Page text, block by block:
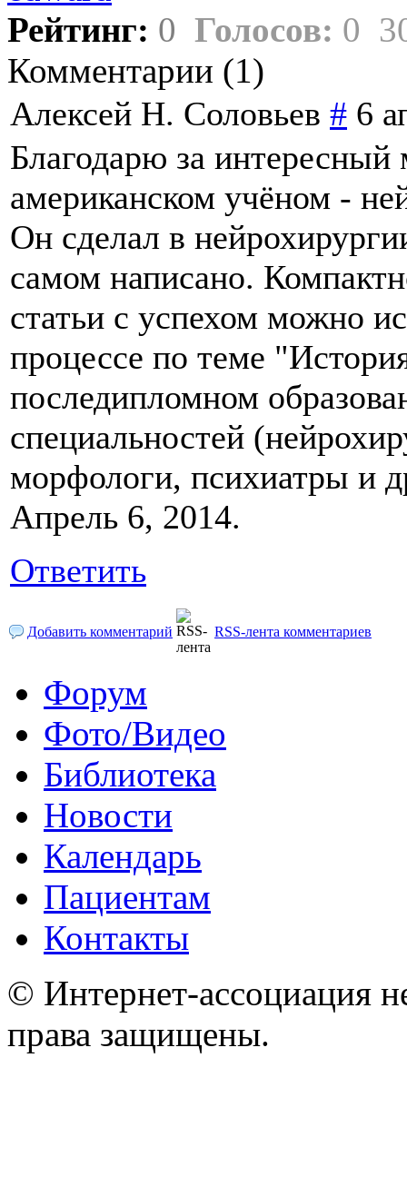
Рейтинг: 0 Голосов: 0
Комментарии (1)
Алексей Н. Соловьев # 6
Благодарю за интересный
американском учёном -
Он сделал в
самом написано.
статьи с успехом можно
процессе по теме
последипломном
специальностей
морфологи, психиатры и
Апрель 6, 2014.
Ответить
Добавить комментарий RSS-лента комментариев
Форум
Фото/Видео
Библиотека
Новости
Календарь
Пациентам
Контакты
© Интернет-ассоциация
права защищены.